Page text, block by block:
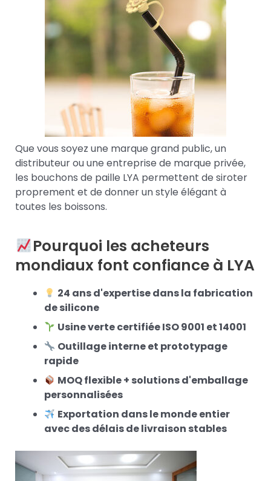
Que vous soyez une marque grand public, un
distributeur ou une entreprise de marque privée,
les bouchons de paille LYA permettent de siroter
proprement et de donner un style élégant à
toutes les boissons.
Pourquoi les acheteurs
mondiaux font confiance à LYA
24 ans d'expertise dans la fabrication
de silicone
Usine verte certifiée ISO 9001 et 14001
Outillage interne et prototypage
rapide
MOQ flexible + solutions d'emballage
personnalisées
Exportation dans le monde entier
avec des délais de livraison stables